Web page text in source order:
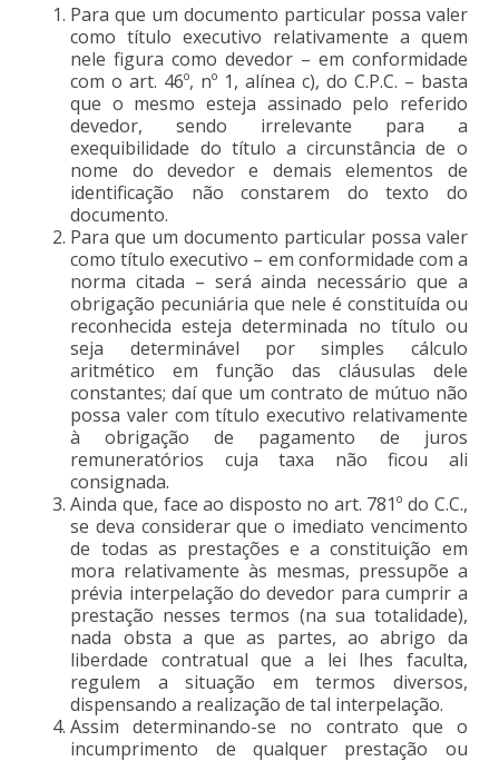
Para que um documento particular possa valer
como título executivo relativamente a quem
nele figura como devedor – em conformidade
com o art. 46º, nº 1, alínea c), do C.P.C. – basta
que o mesmo esteja assinado pelo referido
devedor, sendo irrelevante para a
exequibilidade do título a circunstância de o
nome do devedor e demais elementos de
identificação não constarem do texto do
documento.
Para que um documento particular possa valer
como título executivo – em conformidade com a
norma citada – será ainda necessário que a
obrigação pecuniária que nele é constituída ou
reconhecida esteja determinada no título ou
seja determinável por simples cálculo
aritmético em função das cláusulas dele
constantes; daí que um contrato de mútuo não
possa valer com título executivo relativamente
à obrigação de pagamento de juros
remuneratórios cuja taxa não ficou ali
consignada.
Ainda que, face ao disposto no art. 781º do C.C.,
se deva considerar que o imediato vencimento
de todas as prestações e a constituição em
mora relativamente às mesmas, pressupõe a
prévia interpelação do devedor para cumprir a
prestação nesses termos (na sua totalidade),
nada obsta a que as partes, ao abrigo da
liberdade contratual que a lei lhes faculta,
regulem a situação em termos diversos,
dispensando a realização de tal interpelação.
Assim determinando-se no contrato que o
incumprimento de qualquer prestação ou